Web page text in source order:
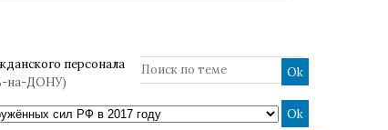
персонала
на-ДОНУ)